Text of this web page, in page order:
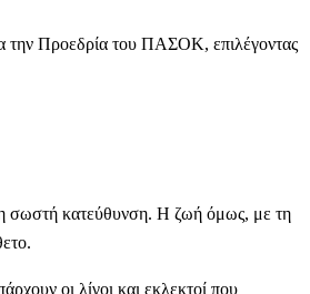
την Προεδρία του ΠΑΣΟΚ, επιλέγοντας
σωστή κατεύθυνση. Η ζωή όμως, με τη
οι λίγοι και εκλεκτοί που